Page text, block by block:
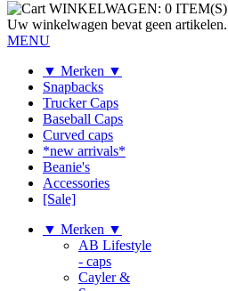
WINKELWAGEN: 0 ITEM(S)
Uw winkelwagen bevat geen artikelen.
MENU
▼ Merken ▼
Snapbacks
Trucker Caps
Baseball Caps
Curved caps
*new arrivals*
Beanie's
Accessories
[Sale]
▼ Merken ▼
AB Lifestyle
- caps
Cayler &